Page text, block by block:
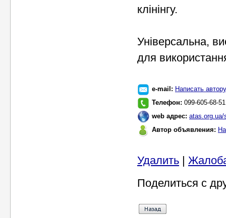
клінінгу.
Універсальна,
для
e-mail: Написать автору
Телефон: 099-605-68-51
web адрес: atas.org.ua/
Автор объявления:
Удалить |
Поделиться с